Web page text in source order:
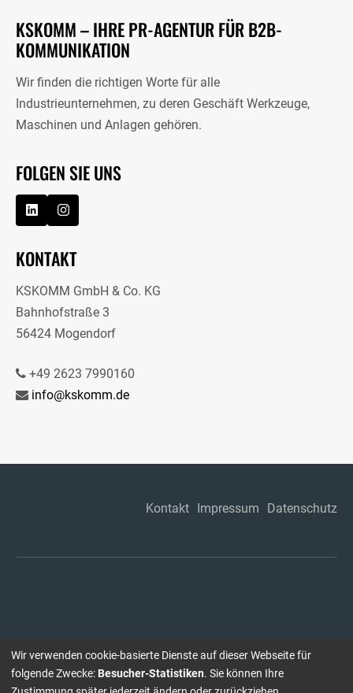
KSKOMM – IHRE PR-AGENTUR FÜR B2B-
KOMMUNIKATION
Wir finden die richtigen Worte für alle
Industrieunternehmen, zu deren Geschäft Werkzeuge,
Maschinen und Anlagen gehören.
FOLGEN SIE UNS
KONTAKT
KSKOMM GmbH & Co. KG
Bahnhofstraße 3
56424 Mogendorf
+49 2623 7990160
info@kskomm.de
Kontakt Impressum Datenschutz
Wir verwenden cookie-basierte Dienste auf dieser Webseite für
folgende Zwecke: Besucher-Statistiken. Sie können Ihre